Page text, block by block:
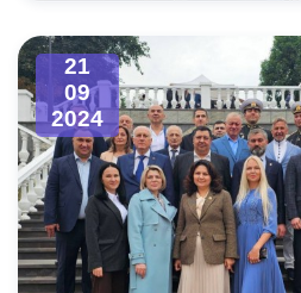
Открытые данные
Информация о результатах
проверок
21
09
2024